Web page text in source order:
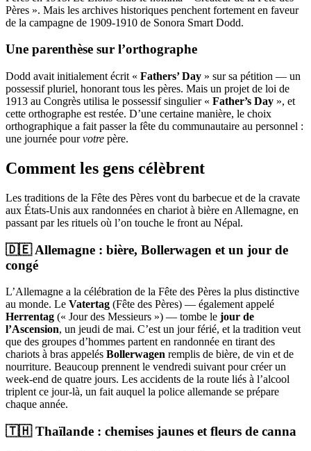
Pères ». Mais les archives historiques penchent fortement en faveur
de la campagne de 1909-1910 de Sonora Smart Dodd.
Une parenthèse sur l’orthographe
Dodd avait initialement écrit « Fathers’ Day » sur sa pétition — un
possessif pluriel, honorant tous les pères. Mais un projet de loi de
1913 au Congrès utilisa le possessif singulier « Father’s Day », et
cette orthographe est restée. D’une certaine manière, le choix
orthographique a fait passer la fête du communautaire au personnel :
une journée pourvotre père.
Comment les gens célèbrent
Les traditions de la Fête des Pères vont du barbecue et de la cravate
aux États-Unis aux randonnées en chariot à bière en Allemagne, en
passant par les rituels où l’on touche le front au Népal.
🇩🇪 Allemagne : bière, Bollerwagen et un jour de
congé
L’Allemagne a la célébration de la Fête des Pères la plus distinctive
au monde. Le Vatertag (Fête des Pères) — également appelé
Herrentag (« Jour des Messieurs ») — tombe le jour de
l’Ascension, un jeudi de mai. C’est un jour férié, et la tradition veut
que des groupes d’hommes partent en randonnée en tirant des
chariots à bras appelés Bollerwagen remplis de bière, de vin et de
nourriture. Beaucoup prennent le vendredi suivant pour créer un
week-end de quatre jours. Les accidents de la route liés à l’alcool
triplent ce jour-là, un fait auquel la police allemande se prépare
chaque année.
🇹🇭 Thaïlande : chemises jaunes et fleurs de canna